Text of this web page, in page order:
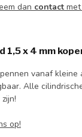
dan contact
x 4 mm
vanaf kleine
Alle
op!